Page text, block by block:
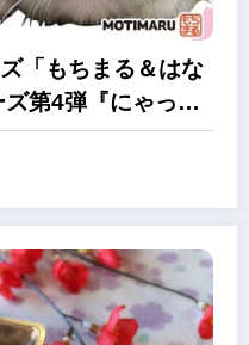
「もちまる＆はな
第4弾『にゃっぷ